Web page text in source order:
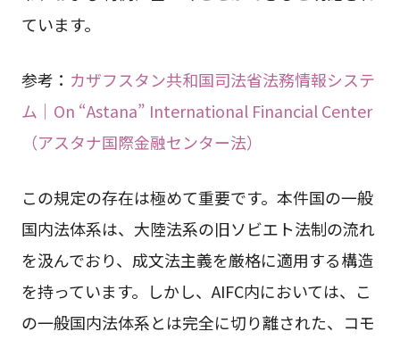
ています。
参考： カザフスタン共和国司法省法務情報システ
ム｜On “Astana” International Financial Center
（アスタナ国際金融センター法）
この規定の存在は極めて重要です。本件国の一般
国内法体系は、大陸法系の旧ソビエト法制の流れ
を汲んでおり、成文法主義を厳格に適用する構造
を持っています。しかし、AIFC内においては、こ
の一般国内法体系とは完全に切り離された、コモ